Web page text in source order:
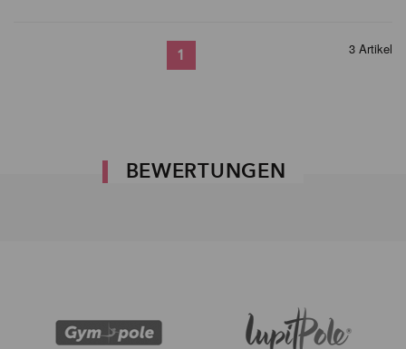
1 3 Artikel
BEWERTUNGEN